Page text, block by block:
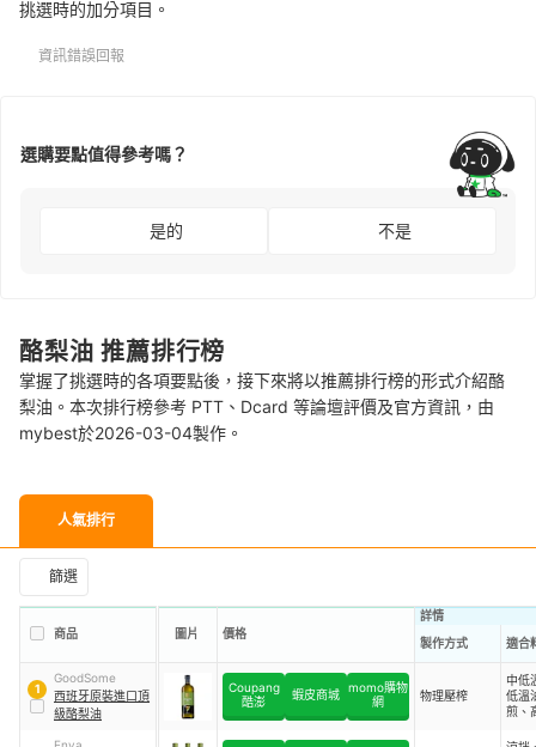
挑選時的加分項目。
資訊錯誤回報
選購要點值得參考嗎？
是的 不是
酪梨油 推薦排行榜
掌握了挑選時的各項要點後，接下來將以推薦排行榜的形式介紹酪
梨油。本次排行榜參考 PTT、Dcard 等論壇評價及官方資訊，由
mybest於2026-03-04製作。
人氣排行
篩選
商品 圖片 價格
詳情
製作方式
適合
1
GoodSome
西班牙原裝進口頂
級酪梨油
Coupang
酷澎
蝦皮商城 momo購物
網
物理壓榨
中低
低溫
煎、
炸、
Enya